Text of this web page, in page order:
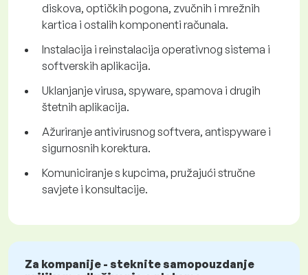
diskova, optičkih pogona, zvučnih i mrežnih
kartica i ostalih komponenti računala.
Instalacija i reinstalacija operativnog sistema i
softverskih aplikacija.
Uklanjanje virusa, spyware, spamova i drugih
štetnih aplikacija.
Ažuriranje antivirusnog softvera, antispyware i
sigurnosnih korektura.
Komuniciranje s kupcima, pružajući stručne
savjete i konsultacije.
Za kompanije - steknite samopouzdanje